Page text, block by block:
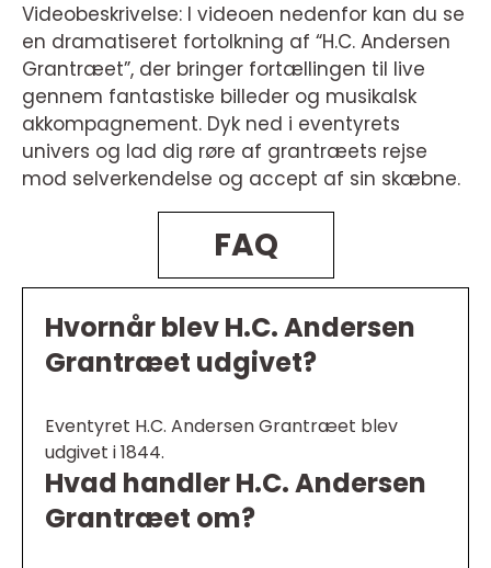
Videobeskrivelse: I videoen nedenfor kan du se
en dramatiseret fortolkning af “H.C. Andersen
Grantræet”, der bringer fortællingen til live
gennem fantastiske billeder og musikalsk
akkompagnement. Dyk ned i eventyrets
univers og lad dig røre af grantræets rejse
mod selverkendelse og accept af sin skæbne.
FAQ
Hvornår blev H.C. Andersen
Grantræet udgivet?
Eventyret H.C. Andersen Grantræet blev
udgivet i 1844.
Hvad handler H.C. Andersen
Grantræet om?